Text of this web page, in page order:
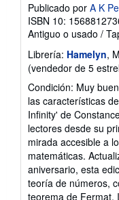
Publicado por A K
ISBN 10:
Antiguo o usado /
Librería: Hamelyn,
(vendedor de 5
Condición: Muy
las características
Infinity' de
lectores desde su
mirada accesible a
matemáticas.
aniversario, esta
teoría de números,
teorema de Fermat.